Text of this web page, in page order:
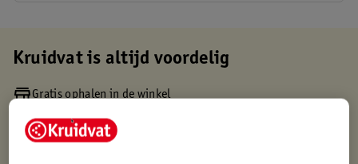
Kruidvat is altijd voordelig
Gratis ophalen in de winkel
Gratis thuisbezorgd vanaf 50.00